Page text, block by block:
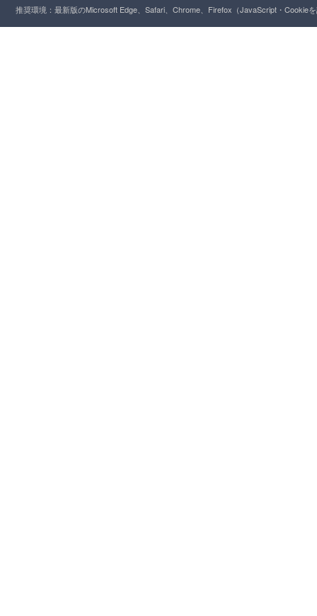
推奨環境：最新版のMicrosoft Edge、Safari、Chrome、Firefox（JavaScript・Cookie